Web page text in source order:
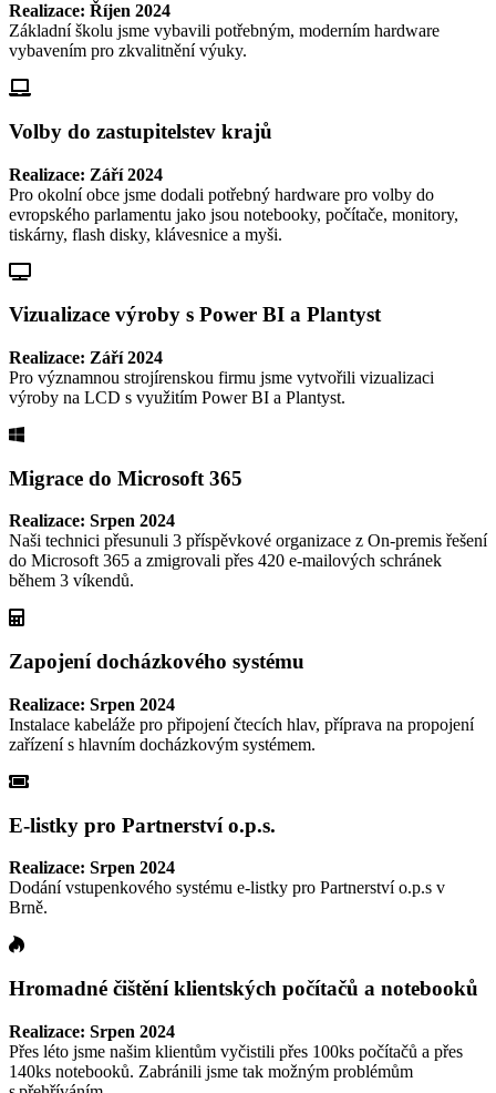
Realizace: Říjen 2024
Základní školu jsme vybavili potřebným, moderním hardware
vybavením pro zkvalitnění výuky.
Volby do zastupitelstev krajů
Realizace: Září 2024
Pro okolní obce jsme dodali potřebný hardware pro volby do
evropského parlamentu jako jsou notebooky, počítače, monitory,
tiskárny, flash disky, klávesnice a myši.
Vizualizace výroby s Power BI a Plantyst
Realizace: Září 2024
Pro významnou strojírenskou firmu jsme vytvořili vizualizaci
výroby na LCD s využitím Power BI a Plantyst.
Migrace do Microsoft 365
Realizace: Srpen 2024
Naši technici přesunuli 3 příspěvkové organizace z On-premis řešení
do Microsoft 365 a zmigrovali přes 420 e-mailových schránek
během 3 víkendů.
Zapojení docházkového systému
Realizace: Srpen 2024
Instalace kabeláže pro připojení čtecích hlav, příprava na propojení
zařízení s hlavním docházkovým systémem.
E-listky pro Partnerství o.p.s.
Realizace: Srpen 2024
Dodání vstupenkového systému e-listky pro Partnerství o.p.s v
Brně.
Hromadné čištění klientských počítačů a notebooků
Realizace: Srpen 2024
Přes léto jsme našim klientům vyčistili přes 100ks počítačů a přes
140ks notebooků. Zabránili jsme tak možným problémům